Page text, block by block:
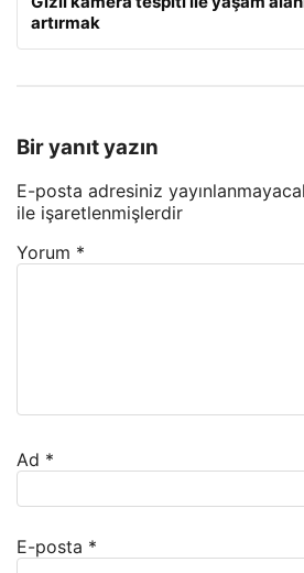
artırmak
Bir yanıt yazın
E-posta adresiniz
ile işaretlenmişlerdir
Yorum *
Ad *
E-posta *